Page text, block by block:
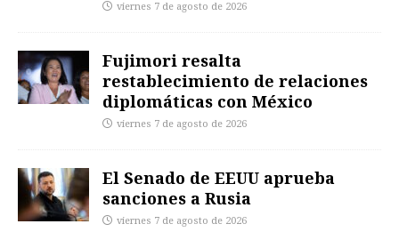
viernes 7 de agosto de 2026
Fujimori resalta
restablecimiento de relaciones
diplomáticas con México
viernes 7 de agosto de 2026
El Senado de EEUU aprueba
sanciones a Rusia
viernes 7 de agosto de 2026